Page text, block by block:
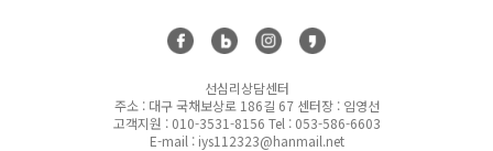
선심리상담센터
주소 : 대구 국채보상로 186길 67 센터장 : 임영선
고객지원 : 010-3531-8156 Tel : 053-586-6603
E-mail : iys112323@hanmail.net